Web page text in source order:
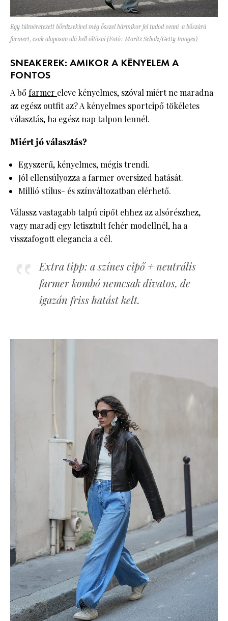
Egy túlméretezett bőrdzsekivel még ősszel bármikor fel tudod venni a bőszárú
farmert, csak alaposan alá kell öltözni (Fotó: Moritz Scholz/Getty Images)
SNEAKEREK: AMIKOR A KÉNYELEM A
FONTOS
A bő farmer eleve kényelmes, szóval miért ne maradna
az egész outfit az? A kényelmes sportcipő tökéletes
választás, ha egész nap talpon lennél.
Miért jó választás?
Egyszerű, kényelmes, mégis trendi.
Jól ellensúlyozza a farmer oversized hatását.
Millió stílus- és színváltozatban elérhető.
Válassz vastagabb talpú cipőt ehhez az alsórészhez,
vagy maradj egy letisztult fehér modellnél, ha a
visszafogott elegancia a cél.
Extra tipp: a színes cipő + neutrális
farmer kombó nemcsak divatos, de
igazán friss hatást kelt.